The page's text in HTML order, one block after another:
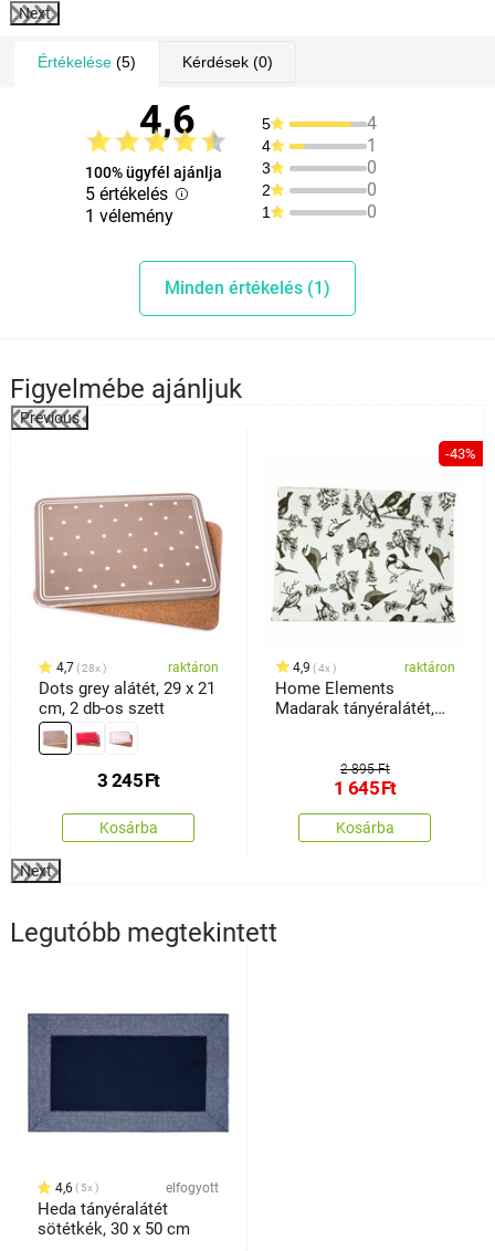
Next
Értékelése(5) Kérdések(0)
4,6
100% ügyfél ajánlja
5 értékelés
1 vélemény
5 4
4 1
3 0
2 0
1 0
Minden értékelés (1)
Figyelmébe ajánljuk
Previous
4,7 28x raktáron
Dots grey alátét, 29 x 21
cm, 2 db-os szett
3 245Ft
Kosárba
-43%
4,9 4x raktáron
Home Elements
Madarak tányéralátét,
2 895 Ft
1 645Ft
Kosárba
Next
Legutóbb megtekintett
4,6 5x elfogyott
Heda tányéralátét
sötétkék, 30 x 50 cm